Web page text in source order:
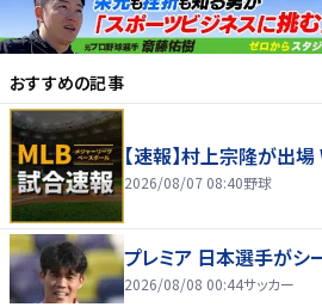
おすすめの記事
【速報】村上宗隆が出場
2026/08/07 08:40野球
プレミア 日本選手がシ
2026/08/08 00:44サッカー